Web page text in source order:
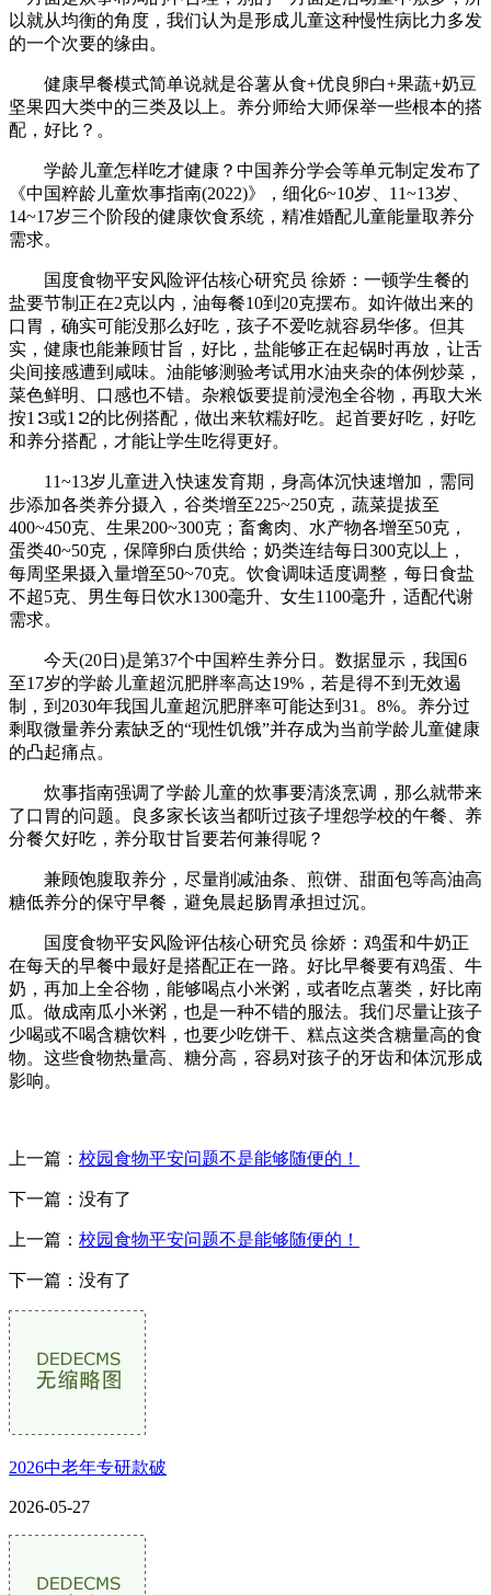
以就从均衡的角度，我们认为是形成儿童这种慢性病比力多发
的一个次要的缘由。
健康早餐模式简单说就是谷薯从食+优良卵白+果蔬+奶豆
坚果四大类中的三类及以上。养分师给大师保举一些根本的搭
配，好比？。
学龄儿童怎样吃才健康？中国养分学会等单元制定发布了
《中国粹龄儿童炊事指南(2022)》，细化6~10岁、11~13岁、
14~17岁三个阶段的健康饮食系统，精准婚配儿童能量取养分
需求。
国度食物平安风险评估核心研究员 徐娇：一顿学生餐的
盐要节制正在2克以内，油每餐10到20克摆布。如许做出来的
口胃，确实可能没那么好吃，孩子不爱吃就容易华侈。但其
实，健康也能兼顾甘旨，好比，盐能够正在起锅时再放，让舌
尖间接感遭到咸味。油能够测验考试用水油夹杂的体例炒菜，
菜色鲜明、口感也不错。杂粮饭要提前浸泡全谷物，再取大米
按1∶3或1∶2的比例搭配，做出来软糯好吃。起首要好吃，好吃
和养分搭配，才能让学生吃得更好。
11~13岁儿童进入快速发育期，身高体沉快速增加，需同
步添加各类养分摄入，谷类增至225~250克，蔬菜提拔至
400~450克、生果200~300克；畜禽肉、水产物各增至50克，
蛋类40~50克，保障卵白质供给；奶类连结每日300克以上，
每周坚果摄入量增至50~70克。饮食调味适度调整，每日食盐
不超5克、男生每日饮水1300毫升、女生1100毫升，适配代谢
需求。
今天(20日)是第37个中国粹生养分日。数据显示，我国6
至17岁的学龄儿童超沉肥胖率高达19%，若是得不到无效遏
制，到2030年我国儿童超沉肥胖率可能达到31。8%。养分过
剩取微量养分素缺乏的“现性饥饿”并存成为当前学龄儿童健康
的凸起痛点。
炊事指南强调了学龄儿童的炊事要清淡烹调，那么就带来
了口胃的问题。良多家长该当都听过孩子埋怨学校的午餐、养
分餐欠好吃，养分取甘旨要若何兼得呢？
兼顾饱腹取养分，尽量削减油条、煎饼、甜面包等高油高
糖低养分的保守早餐，避免晨起肠胃承担过沉。
国度食物平安风险评估核心研究员 徐娇：鸡蛋和牛奶正
在每天的早餐中最好是搭配正在一路。好比早餐要有鸡蛋、牛
奶，再加上全谷物，能够喝点小米粥，或者吃点薯类，好比南
瓜。做成南瓜小米粥，也是一种不错的服法。我们尽量让孩子
少喝或不喝含糖饮料，也要少吃饼干、糕点这类含糖量高的食
物。这些食物热量高、糖分高，容易对孩子的牙齿和体沉形成
影响。
上一篇： 校园食物平安问题不是能够随便的！
下一篇：没有了
上一篇： 校园食物平安问题不是能够随便的！
下一篇：没有了
2026中老年专研款破
2026-05-27